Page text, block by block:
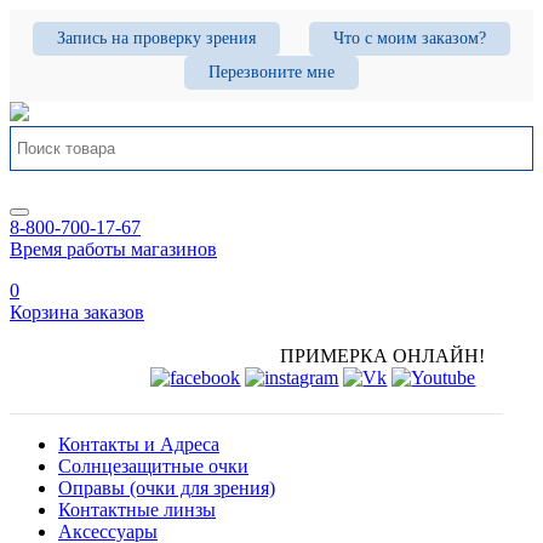
Запись на проверку зрения
Что с моим заказом?
Перезвоните мне
8-800-700-17-67
Время работы магазинов
0
Корзина заказов
ПРИМЕРКА ОНЛАЙН!
Контакты и Адреса
Солнцезащитные очки
Оправы (очки для зрения)
Контактные линзы
Аксессуары